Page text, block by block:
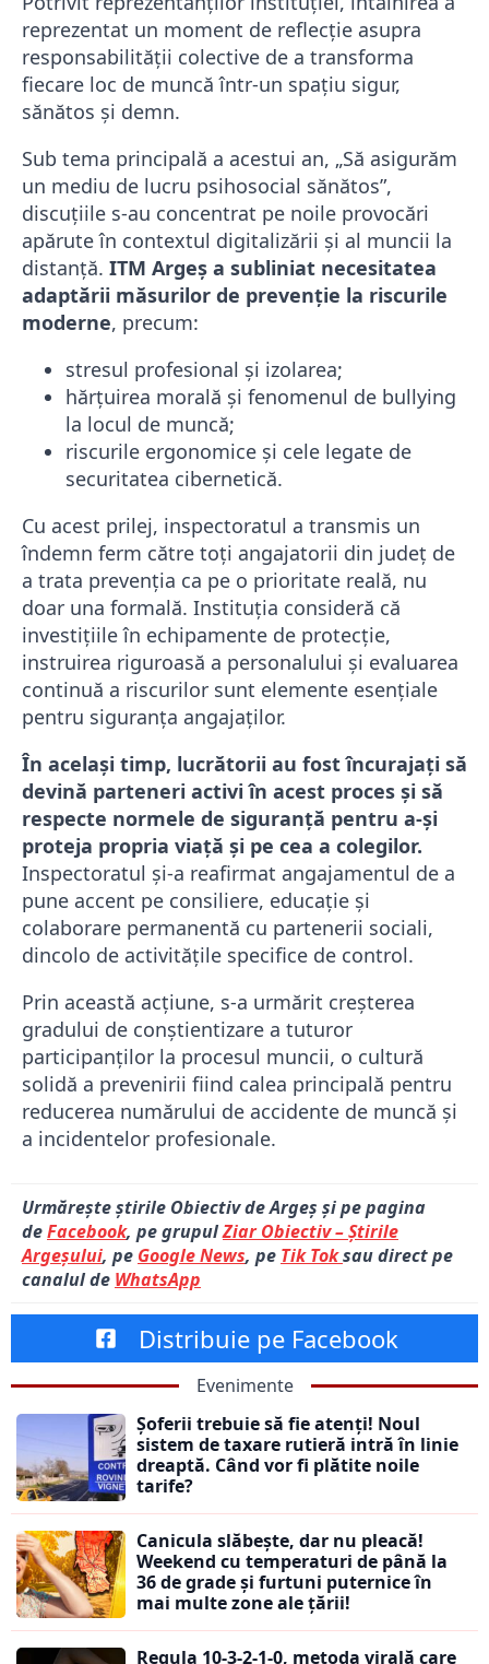
reprezentat un moment de reflecție asupra
responsabilității colective de a transforma
fiecare loc de muncă într-un spațiu sigur,
sănătos și demn.
Sub tema principală a acestui an, „Să asigurăm
un mediu de lucru psihosocial sănătos”,
discuțiile s-au concentrat pe noile provocări
apărute în contextul digitalizării și al muncii la
distanță. ITM Argeș a subliniat necesitatea
adaptării măsurilor de prevenție la riscurile
moderne, precum:
stresul profesional și izolarea;
hărțuirea morală și fenomenul de bullying
la locul de muncă;
riscurile ergonomice și cele legate de
securitatea cibernetică.
Cu acest prilej, inspectoratul a transmis un
îndemn ferm către toți angajatorii din județ de
a trata prevenția ca pe o prioritate reală, nu
doar una formală. Instituția consideră că
investițiile în echipamente de protecție,
instruirea riguroasă a personalului și evaluarea
continuă a riscurilor sunt elemente esențiale
pentru siguranța angajaților.
În același timp, lucrătorii au fost încurajați să
devină parteneri activi în acest proces și să
respecte normele de siguranță pentru a-și
proteja propria viață și pe cea a colegilor.
Inspectoratul și-a reafirmat angajamentul de a
pune accent pe consiliere, educație și
colaborare permanentă cu partenerii sociali,
dincolo de activitățile specifice de control.
Prin această acțiune, s-a urmărit creșterea
gradului de conștientizare a tuturor
participanților la procesul muncii, o cultură
solidă a prevenirii fiind calea principală pentru
reducerea numărului de accidente de muncă și
a incidentelor profesionale.
Urmărește știrile Obiectiv de Argeș și pe pagina
deFacebook, pe grupulZiar Obiectiv – Știrile
Argeșului, pe Google News, pe Tik Toksau direct pe
canalul de WhatsApp
Distribuie pe Facebook
Evenimente
Șoferii trebuie să fie atenți! Noul
sistem de taxare rutieră intră în linie
dreaptă. Când vor fi plătite noile
tarife?
Canicula slăbește, dar nu pleacă!
Weekend cu temperaturi de până la
36 de grade și furtuni puternice în
mai multe zone ale țării!
Regula 10-3-2-1-0, metoda virală care